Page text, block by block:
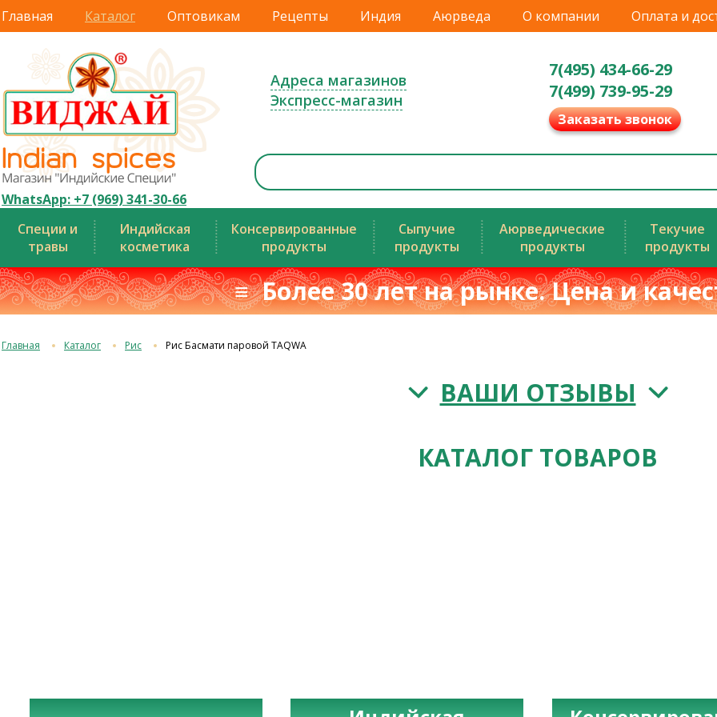
Главная Каталог Оптовикам Рецепты Индия Аюрведа О компании Оплата и
WhatsApp: +7 (969) 341-30-66
Адреса магазинов
Экспресс-магазин
7(495) 434-66-29
7(499) 739-95-29
Заказать звонок
Специи и
травы
Индийская
косметика
Консервированные
продукты
Сыпучие
продукты
Аюрведические
продукты
Текучие
продукты
≡ Более 30 лет на рынке. Цена и
Главная Каталог Рис Рис Басмати паровой TAQWA
ВАШИ ОТЗЫВЫ
КАТАЛОГ ТОВАРОВ